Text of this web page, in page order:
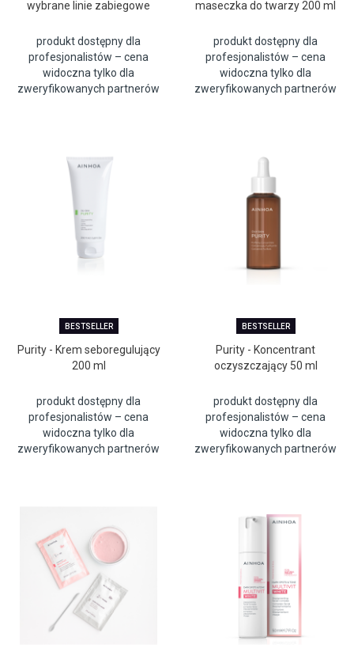
wybrane linie zabiegowe
produkt dostępny dla
profesjonalistów – cena
widoczna tylko dla
zweryfikowanych partnerów
maseczka do twarzy 200 ml
produkt dostępny dla
profesjonalistów – cena
widoczna tylko dla
zweryfikowanych partnerów
BESTSELLER
Purity - Krem seboregulujący
200 ml
produkt dostępny dla
profesjonalistów – cena
widoczna tylko dla
zweryfikowanych partnerów
BESTSELLER
Purity - Koncentrant
oczyszczający 50 ml
produkt dostępny dla
profesjonalistów – cena
widoczna tylko dla
zweryfikowanych partnerów